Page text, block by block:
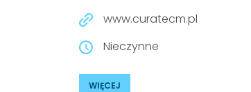
www.curatecm.pl
Nieczynne
WIĘCEJ